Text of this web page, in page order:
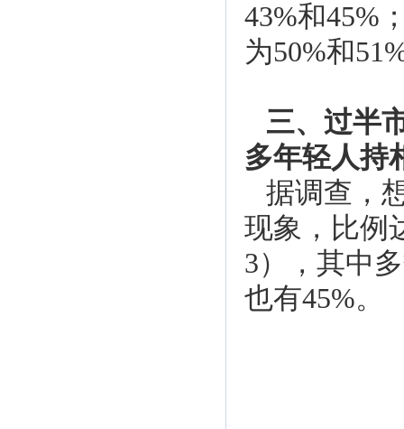
43%和45%
为50%和
三、过半
多年轻人持
据调查，
现象，比例
3），其中
也有45%。